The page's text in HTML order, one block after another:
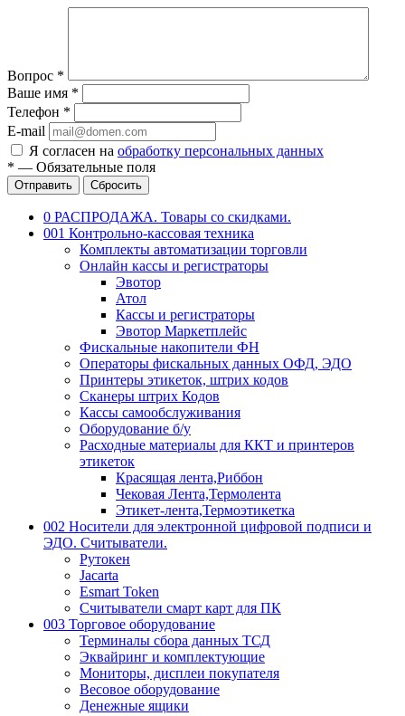
Вопрос *
Ваше имя *
Телефон *
E-mail
Я согласен на обработку персональных данных
* — Обязательные поля
Отправить Сбросить
0 РАСПРОДАЖА. Товары со скидками.
001 Контрольно-кассовая техника
Комплекты автоматизации торговли
Онлайн кассы и регистраторы
Эвотор
Атол
Кассы и регистраторы
Эвотор Маркетплейс
Фискальные накопители ФН
Операторы фискальных данных ОФД, ЭДО
Принтеры этикеток, штрих кодов
Сканеры штрих Кодов
Кассы самообслуживания
Оборудование б/у
Расходные материалы для ККТ и принтеров
этикеток
Красящая лента,Риббон
Чековая Лента,Термолента
Этикет-лента,Термоэтикетка
002 Носители для электронной цифровой подписи и
ЭДО. Считыватели.
Рутокен
Jacarta
Esmart Token
Считыватели смарт карт для ПК
003 Торговое оборудование
Терминалы сбора данных ТСД
Эквайринг и комплектующие
Мониторы, дисплеи покупателя
Весовое оборудование
Денежные ящики